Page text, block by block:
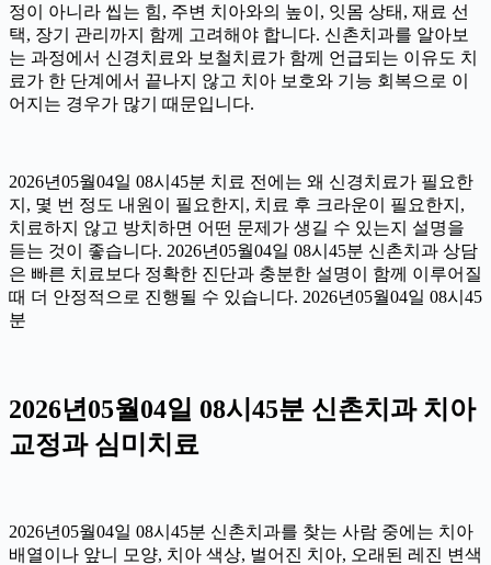
정이 아니라 씹는 힘, 주변 치아와의 높이, 잇몸 상태, 재료 선
택, 장기 관리까지 함께 고려해야 합니다. 신촌치과를 알아보
는 과정에서 신경치료와 보철치료가 함께 언급되는 이유도 치
료가 한 단계에서 끝나지 않고 치아 보호와 기능 회복으로 이
어지는 경우가 많기 때문입니다.
2026년05월04일 08시45분 치료 전에는 왜 신경치료가 필요한
지, 몇 번 정도 내원이 필요한지, 치료 후 크라운이 필요한지,
치료하지 않고 방치하면 어떤 문제가 생길 수 있는지 설명을
듣는 것이 좋습니다. 2026년05월04일 08시45분 신촌치과 상담
은 빠른 치료보다 정확한 진단과 충분한 설명이 함께 이루어질
때 더 안정적으로 진행될 수 있습니다. 2026년05월04일 08시45
분
2026년05월04일 08시45분 신촌치과 치아
교정과 심미치료
2026년05월04일 08시45분 신촌치과를 찾는 사람 중에는 치아
배열이나 앞니 모양, 치아 색상, 벌어진 치아, 오래된 레진 변색